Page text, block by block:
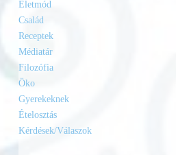
Életmód
Család
Receptek
Médiatár
Filozófia
Öko
Gyerekeknek
Ételosztás
Kérdések/Válaszok